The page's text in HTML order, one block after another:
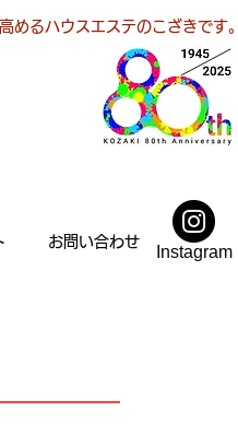
めるハウスエステのこざきです。
お問い合わせ
Instagram